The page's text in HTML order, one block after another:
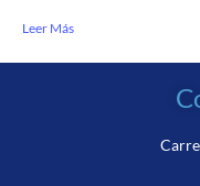
Leer Más